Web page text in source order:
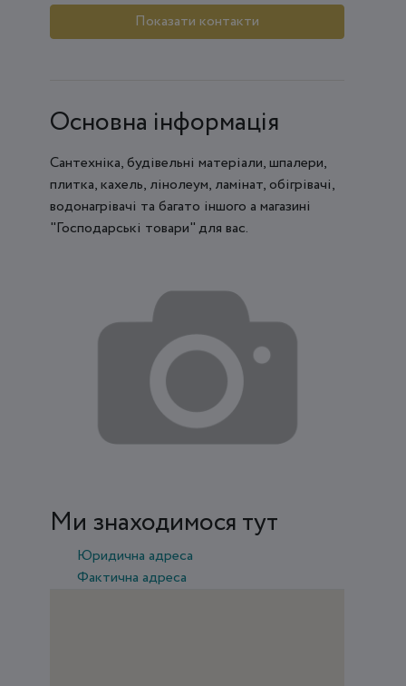
Показати контакти
Основна інформація
Сантехніка, будівельні матеріали, шпалери,
плитка, кахель, лінолеум, ламінат, обігрівачі,
водонагрівачі та багато іншого а магазині
"Господарські товари" для вас.
Ми знаходимося тут
Юридична адреса
Фактична адреса